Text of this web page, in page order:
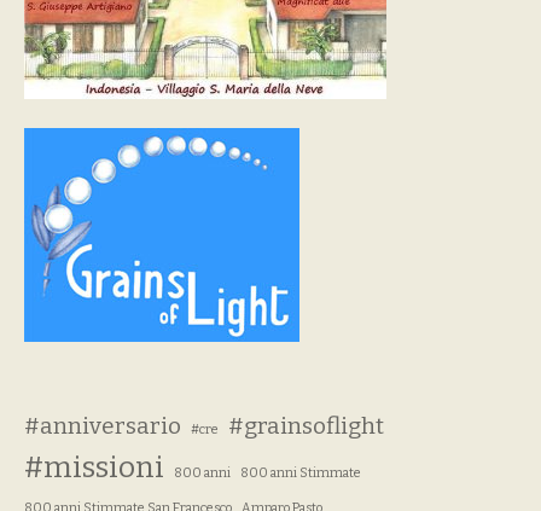
#anniversario #cre #grainsoflight
#missioni 800 anni 800 anni Stimmate
800 anni Stimmate San Francesco Amparo Pasto